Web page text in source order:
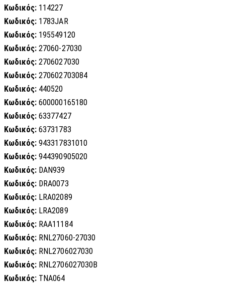
Κωδικός: 114227
Κωδικός: 1783JAR
Κωδικός: 195549120
Κωδικός: 27060-27030
Κωδικός: 2706027030
Κωδικός: 270602703084
Κωδικός: 440520
Κωδικός: 600000165180
Κωδικός: 63377427
Κωδικός: 63731783
Κωδικός: 943317831010
Κωδικός: 944390905020
Κωδικός: DAN939
Κωδικός: DRA0073
Κωδικός: LRA02089
Κωδικός: LRA2089
Κωδικός: RAA11184
Κωδικός: RNL27060-27030
Κωδικός: RNL2706027030
Κωδικός: RNL2706027030B
Κωδικός: TNA064